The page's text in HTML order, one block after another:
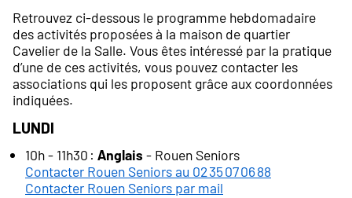
Retrouvez ci-dessous le programme hebdomadaire
des activités proposées à la maison de quartier
Cavelier de la Salle. Vous êtes intéressé par la pratique
d’une de ces activités, vous pouvez contacter les
associations qui les proposent grâce aux coordonnées
indiquées.
Lundi
10h - 11h30 : Anglais - Rouen Seniors
Contacter Rouen Seniors au 02 35 07 06 88
Contacter Rouen Seniors par mail